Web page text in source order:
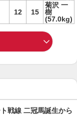
12 15
菊沢 一
樹
(57.0kg)
戦線 二冠馬誕生から